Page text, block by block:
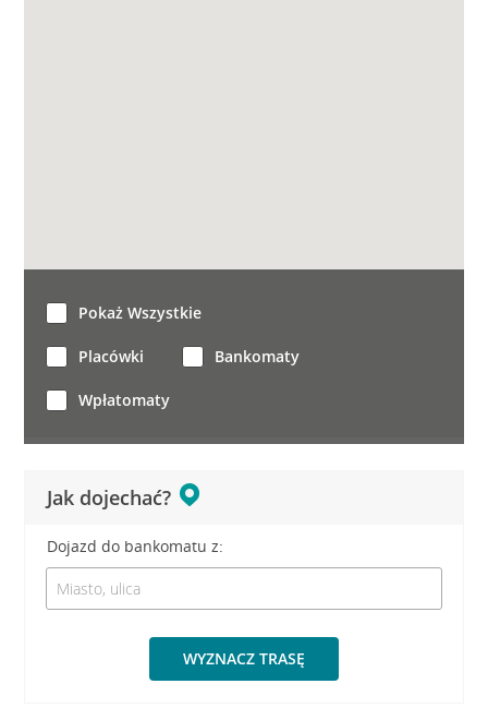
Jak dojechać?
Dojazd do bankomatu z:
WYZNACZ TRASĘ
Pokaż Wszystkie
Placówki Bankomaty
Wpłatomaty